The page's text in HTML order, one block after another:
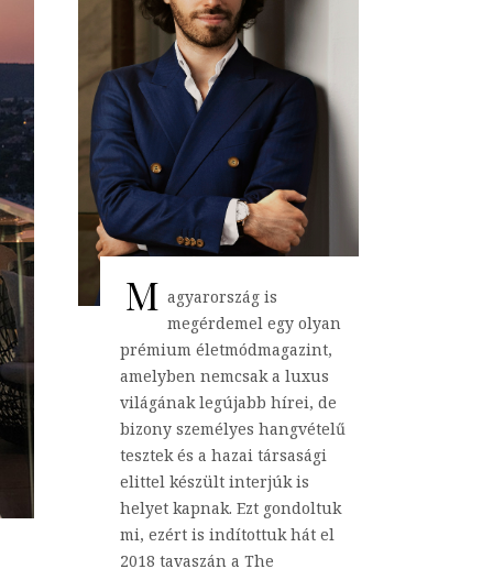
M agyarország is
megérdemel egy olyan
prémium életmódmagazint,
amelyben nemcsak a luxus
világának legújabb hírei, de
bizony személyes hangvételű
tesztek és a hazai társasági
elittel készült interjúk is
helyet kapnak. Ezt gondoltuk
mi, ezért is indítottuk hát el
2018 tavaszán a The